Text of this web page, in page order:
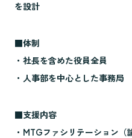
を設計
■体制
・社長を含めた役員全員
・人事部を中心とした事務局
■支援内容
・MTGファシリテーション（